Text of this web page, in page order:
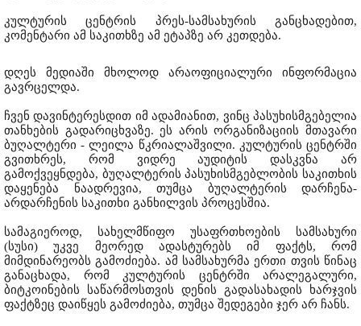
კულტურის ცენტრის პრეს-სამსახურის განცხადებით,
კომენტარი ამ საკითხზე ამ ეტაპზე არ კეთდება.
დღეს მედიაში მხოლოდ არაოფიციალური ინფორმაცია
გავრცელდა.
ჩვენ დავინტერესდით იმ ადამიანით, ვინც პასუხისმგებელია
თანხების გადარიცხვაზე. ეს არის ორგანიზაციის მთავარი
ბუღალტერი - ლეილა წკრიალაშვილი. კულტურის ცენტრში
გვითხრეს, რომ ვიდრე აუდიტის დასკვნა არ
გამოქვეყნდება, ბუღალტერის პასუხისმგებლობის საკითხის
დაყენება ნაადრევია, თუმცა ბუღალტერის დარჩენა-
არდარჩენის საკითხი განხილვის პროცესშია.
სამაგიეროდ, სახელმწიფო უსაფრთხოების სამსახური
(სუსი) უკვე მეორედ ადასტურებს იმ ფაქტს, რომ
მიმდინარეობს გამოძიება. ამ სამსახურმა ერთი თვის წინაც
განაცხადა, რომ კულტურის ცენტრში არალეგალური,
ბიტკოინების საწარმოსთვის დენის გადასახადის ხარჯვის
ფაქტზეც დაიწყეს გამოძიება, თუმცა შედეგები ჯერ არ ჩანს.